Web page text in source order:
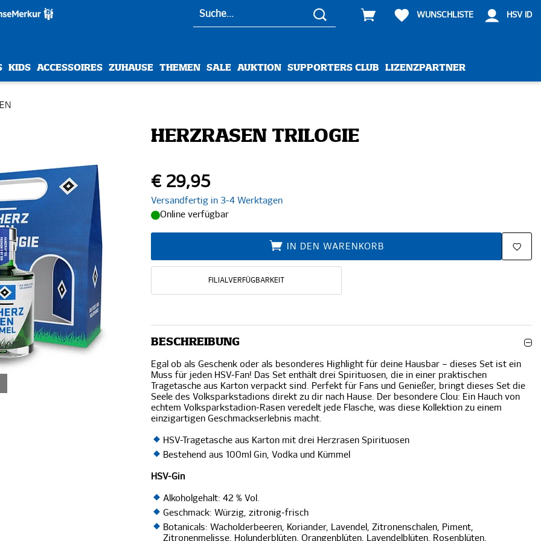
WUNSCHLISTE HSV ID
KIDS ACCESSOIRES ZUHAUSE THEMEN SALE AUKTION SUPPORTERS CLUB LIZENZPARTNER
HERZRASEN TRILOGIE
€ 29,95
Versandfertig in 3-4 Werktagen
Online verfügbar
IN DEN WARENKORB
FILIALVERFÜGBARKEIT
BESCHREIBUNG
Egal ob als Geschenk oder als besonderes Highlight für deine Hausbar – dieses Set ist ein
Muss für jeden HSV-Fan! Das Set enthält drei Spirituosen, die in einer praktischen
Tragetasche aus Karton verpackt sind. Perfekt für Fans und Genießer, bringt dieses Set die
Seele des Volksparkstadions direkt zu dir nach Hause. Der besondere Clou: Ein Hauch von
echtem Volksparkstadion-Rasen veredelt jede Flasche, was diese Kollektion zu einem
einzigartigen Geschmackserlebnis macht.
HSV-Tragetasche aus Karton mit drei Herzrasen Spirituosen
Bestehend aus 100ml Gin, Vodka und Kümmel
HSV-Gin
Alkoholgehalt: 42 % Vol.
Geschmack: Würzig, zitronig-frisch
Botanicals: Wacholderbeeren, Koriander, Lavendel, Zitronenschalen, Piment,
Zitronenmelisse, Holunderblüten, Orangenblüten, Lavendelblüten, Rosenblüten,